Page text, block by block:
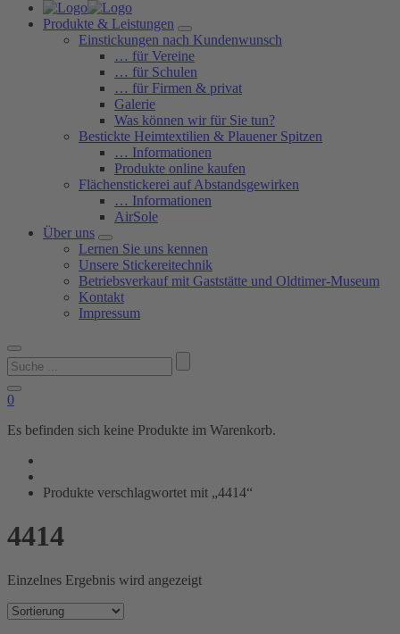
Produkte & Leistungen
Einstickungen nach Kundenwunsch
… für Vereine
… für Schulen
… für Firmen & privat
Galerie
Was können wir für Sie tun?
Bestickte Heimtextilien & Plauener Spitzen
… Informationen
Produkte online kaufen
Flächenstickerei auf Abstandsgewirken
… Informationen
AirSole
Über uns
Lernen Sie uns kennen
Unsere Stickereitechnik
Betriebsverkauf mit Gaststätte und Oldtimer-Museum
Kontakt
Impressum
Suchen
nach:
0
Es befinden sich keine Produkte im Warenkorb.
Produkte verschlagwortet mit „4414“
4414
Einzelnes Ergebnis wird angezeigt